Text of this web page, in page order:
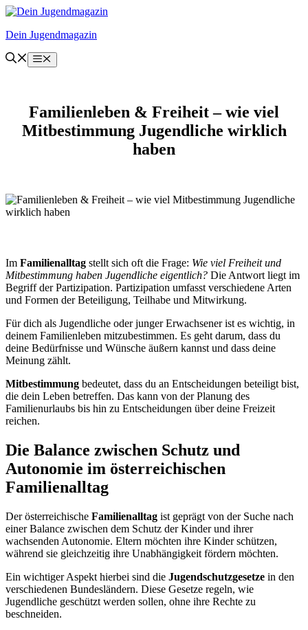
Zum
springen
Dein Jugendmagazin
Menü
Familienleben & Freiheit – wie viel
Mitbestimmung Jugendliche wirklich
haben
Im Familienalltag stellt sich oft die Frage: Wie viel Freiheit und
Mitbestimmung haben Jugendliche eigentlich? Die Antwort liegt im
Begriff der Partizipation. Partizipation umfasst verschiedene Arten
und Formen der Beteiligung, Teilhabe und Mitwirkung.
Für dich als Jugendliche oder junger Erwachsener ist es wichtig, in
deinem Familienleben mitzubestimmen. Es geht darum, dass du
deine Bedürfnisse und Wünsche äußern kannst und dass deine
Meinung zählt.
Mitbestimmung bedeutet, dass du an Entscheidungen beteiligt bist,
die dein Leben betreffen. Das kann von der Planung des
Familienurlaubs bis hin zu Entscheidungen über deine Freizeit
reichen.
Die Balance zwischen Schutz und
Autonomie im österreichischen
Familienalltag
Der österreichische Familienalltag ist geprägt von der Suche nach
einer Balance zwischen dem Schutz der Kinder und ihrer
wachsenden Autonomie. Eltern möchten ihre Kinder schützen,
während sie gleichzeitig ihre Unabhängigkeit fördern möchten.
Ein wichtiger Aspekt hierbei sind die Jugendschutzgesetze in den
verschiedenen Bundesländern. Diese Gesetze regeln, wie
Jugendliche geschützt werden sollen, ohne ihre Rechte zu
beschneiden.